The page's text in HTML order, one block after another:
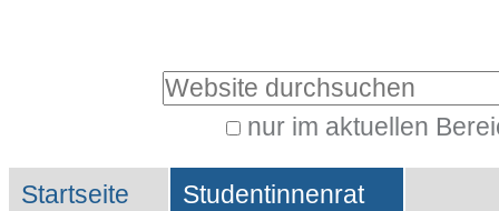
Website durchsuchen
nur im aktuellen
Suche…
Sektionen
Startseite Studentinnenrat